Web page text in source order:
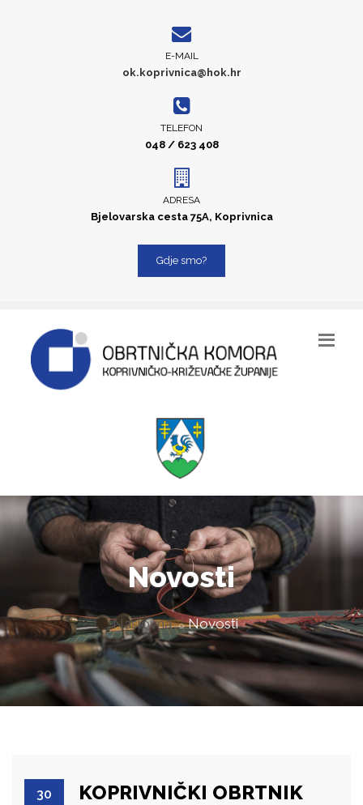
E-MAIL
ok.koprivnica@hok.hr
TELEFON
048 / 623 408
ADRESA
Bjelovarska cesta 75A, Koprivnica
Gdje smo?
Novosti
Naslovna Novosti
30
KOPRIVNIČKI OBRTNIK